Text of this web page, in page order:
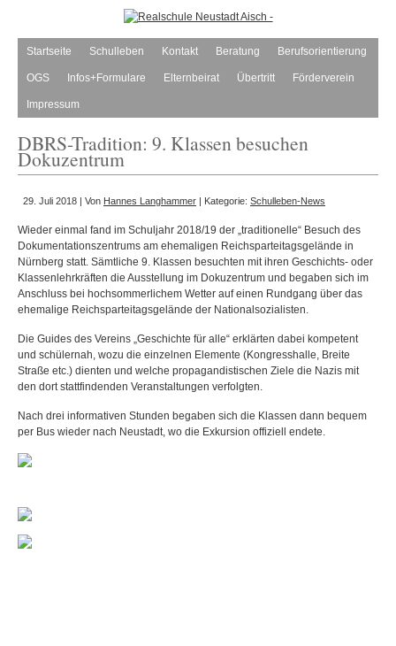
Startseite Schulleben Kontakt Beratung Berufsorientierung
OGS Infos+Formulare Elternbeirat Übertritt Förderverein
Impressum
DBRS-Tradition: 9. Klassen besuchen
Dokuzentrum
29. Juli 2018 | Von Hannes Langhammer | Kategorie: Schulleben-News
Wieder einmal fand im Schuljahr 2018/19 der „traditionelle“ Besuch des
Dokumentationszentrums am ehemaligen Reichsparteitagsgelände in
Nürnberg statt. Sämtliche 9. Klassen besuchten mit ihren Geschichts- oder
Klassenlehrkräften die Ausstellung im Dokuzentrum und begaben sich im
Anschluss bei hochsommerlichem Wetter auf einen Rundgang über das
ehemalige Reichsparteitagsgelände der Nationalsozialisten.
Die Guides des Vereins „Geschichte für alle“ erklärten dabei kompetent
und schülernah, wozu die einzelnen Elemente (Kongresshalle, Breite
Straße etc.) dienten und welche propagandistischen Ziele die Nazis mit
den dort stattfindenden Veranstaltungen verfolgten.
Nach drei informativen Stunden begaben sich die Klassen dann bequem
per Bus wieder nach Neustadt, wo die Exkursion offiziell endete.